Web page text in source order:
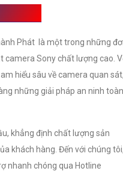
Phát là một trong những
camera Sony chất lượng cao.
hiểu sâu về camera quan
những giải pháp an ninh toàn
khẳng định chất lượng sản
khách hàng. Đến với chúng
nhanh chóng qua Hotline